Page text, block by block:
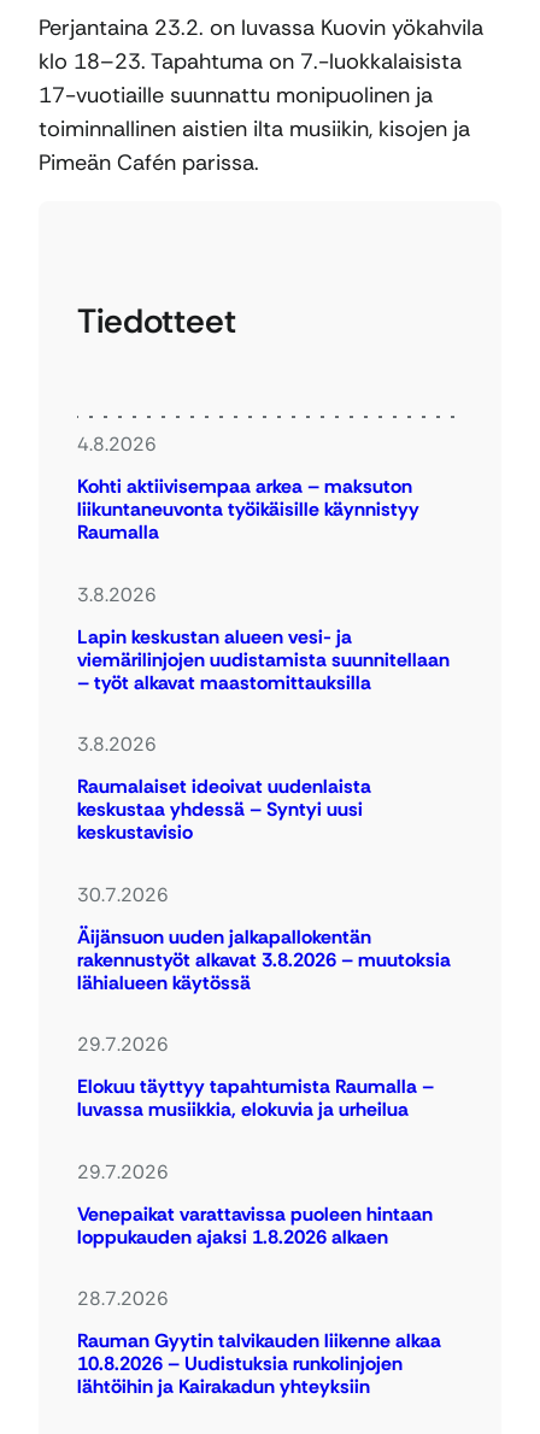
Perjantaina 23.2. on luvassa Kuovin yökahvila
klo 18–23. Tapahtuma on 7.-luokkalaisista
17-vuotiaille suunnattu monipuolinen ja
toiminnallinen aistien ilta musiikin, kisojen ja
Pimeän Cafén parissa.
Tiedotteet
4.8.2026
Kohti aktiivisempaa arkea – maksuton
liikuntaneuvonta työikäisille käynnistyy
Raumalla
3.8.2026
Lapin keskustan alueen vesi- ja
viemärilinjojen uudistamista suunnitellaan
– työt alkavat maastomittauksilla
3.8.2026
Raumalaiset ideoivat uudenlaista
keskustaa yhdessä – Syntyi uusi
keskustavisio
30.7.2026
Äijänsuon uuden jalkapallokentän
rakennustyöt alkavat 3.8.2026 – muutoksia
lähialueen käytössä
29.7.2026
Elokuu täyttyy tapahtumista Raumalla –
luvassa musiikkia, elokuvia ja urheilua
29.7.2026
Venepaikat varattavissa puoleen hintaan
loppukauden ajaksi 1.8.2026 alkaen
28.7.2026
Rauman Gyytin talvikauden liikenne alkaa
10.8.2026 – Uudistuksia runkolinjojen
lähtöihin ja Kairakadun yhteyksiin